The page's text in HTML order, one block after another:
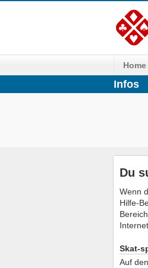
Home
Infos
Du
Wenn
Hilfe-
Skat-
Auf